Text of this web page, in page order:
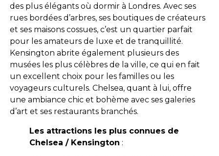
des plus élégants où dormir à Londres. Avec ses
rues bordées d’arbres, ses boutiques de créateurs
et ses maisons cossues, c’est un quartier parfait
pour les amateurs de luxe et de tranquillité.
Kensington abrite également plusieurs des
musées les plus célèbres de la ville, ce qui en fait
un excellent choix pour les familles ou les
voyageurs culturels. Chelsea, quant à lui, offre
une ambiance chic et bohème avec ses galeries
d’art et ses restaurants branchés.
Les attractions les plus connues de
Chelsea / Kensington :